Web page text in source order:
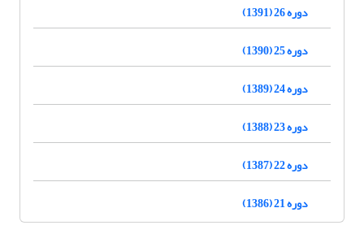
دوره 26 (1391)
دوره 25 (1390)
دوره 24 (1389)
دوره 23 (1388)
دوره 22 (1387)
دوره 21 (1386)